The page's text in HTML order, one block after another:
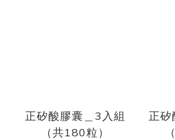
正矽酸膠囊＿3入組
（共180粒）
正矽